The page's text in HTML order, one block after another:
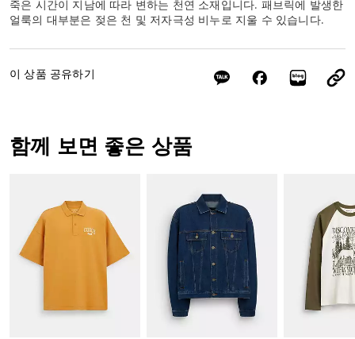
죽은 시간이 지남에 따라 변하는 천연 소재입니다. 패브릭에 발생한
얼룩의 대부분은 젖은 천 및 저자극성 비누로 지울 수 있습니다.
이 상품 공유하기
함께 보면 좋은 상품